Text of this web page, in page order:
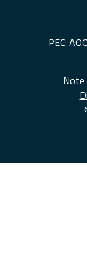
PEC:
Note